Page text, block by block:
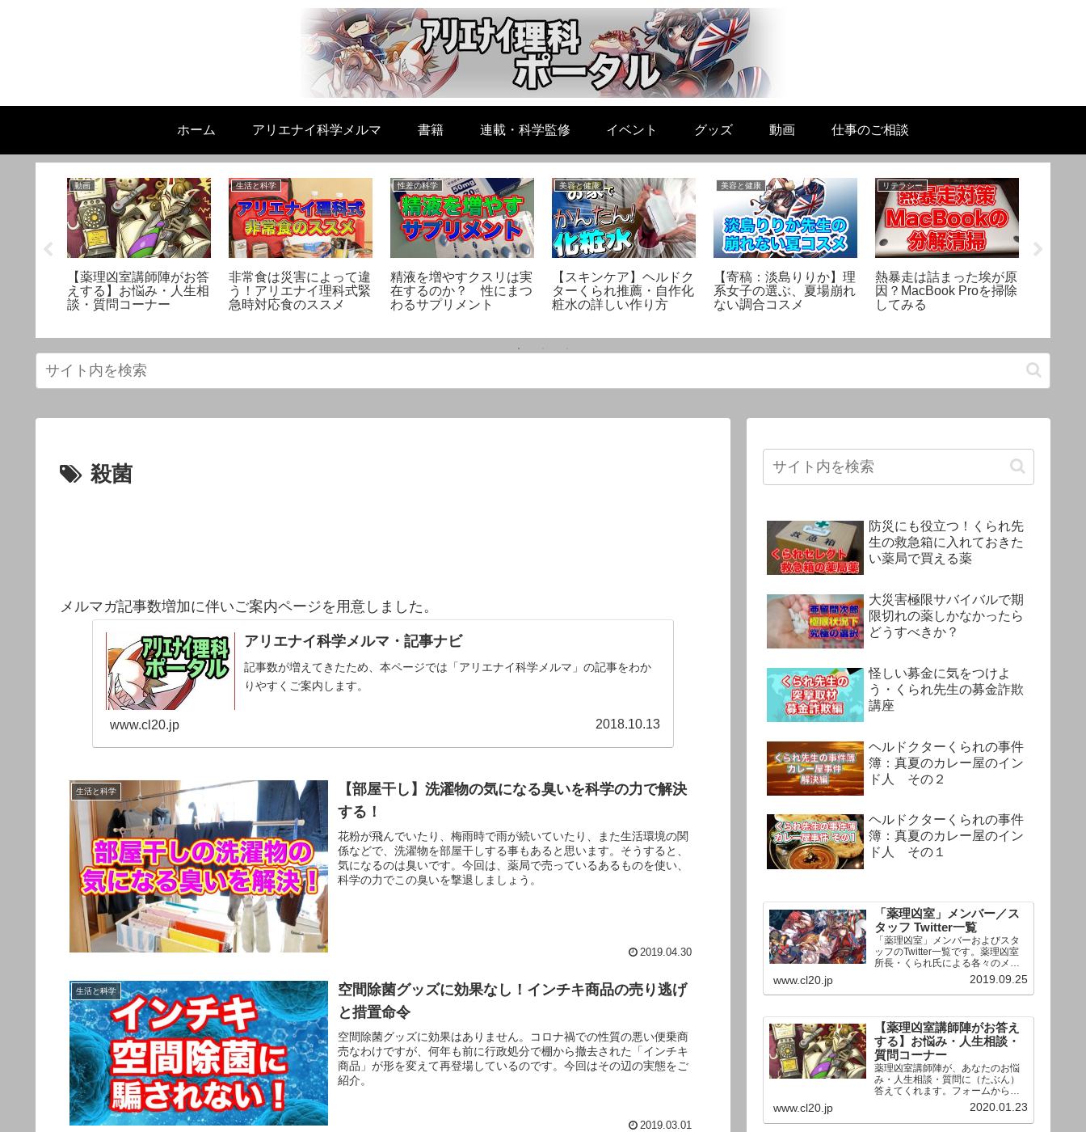
ホーム アリエナイ科学メルマ 書籍 連載・科学監修 イベント グッズ 動画 仕事のご相談
動画
【薬理凶室講師陣がお答
えする】お悩み・人生相
談・質問コーナー
生活と科学
非常食は災害によって違
う！アリエナイ理科式緊
急時対応食のススメ
性差の科学
精液を増やすクスリは実
在するのか？ 性にまつ
わるサプリメント
美容と健康
【スキンケア】ヘルドク
ターくられ推薦・自作化
粧水の詳しい作り方
美容と健康
【寄稿：淡島りりか】理
系女子の選ぶ、夏場崩れ
ない調合コスメ
リテラシー
熱暴走は詰まった埃が原
因？MacBook Proを掃除
してみる
殺菌
メルマガ記事数増加に伴いご案内ページを用意しました。
アリエナイ科学メルマ・記事ナビ
記事数が増えてきたため、本ページでは「アリエナイ科学メルマ」の記事をわか
りやすくご案内します。
www.cl20.jp 2018.10.13
生活と科学
【部屋干し】洗濯物の気になる臭いを科学の力で解決
する！
花粉が飛んでいたり、梅雨時で雨が続いていたり、また生活環境の関
係などで、洗濯物を部屋干しする事もあると思います。そうすると、
気になるのは臭いです。今回は、薬局で売っているあるものを使い、
科学の力でこの臭いを撃退しましょう。
2019.04.30
生活と科学
空間除菌グッズに効果なし！インチキ商品の売り逃げ
と措置命令
空間除菌グッズに効果はありません。コロナ禍での性質の悪い便乗商
売なわけですが、何年も前に行政処分で棚から撤去された「インチキ
商品」が形を変えて再登場しているのです。今回はその辺の実態をご
紹介。
2019.03.01
防災にも役立つ！くられ先
生の救急箱に入れておきた
い薬局で買える薬
大災害極限サバイバルで期
限切れの薬しかなかったら
どうすべきか？
怪しい募金に気をつけよ
う・くられ先生の募金詐欺
講座
ヘルドクターくられの事件
簿：真夏のカレー屋のイン
ド人 その２
ヘルドクターくられの事件
簿：真夏のカレー屋のイン
ド人 その１
「薬理凶室」メンバー／ス
タッフ Twitter一覧
「薬理凶室」メンバーおよびスタ
ッフのTwitter一覧です。薬理凶室
所長・くられ氏による各々のメン
バーの一言紹介付き。Twitterへの
リンクの下にあるフォローボタン
を押すとそのままフォローできま
www.cl20.jp 2019.09.25
【薬理凶室講師陣がお答え
する】お悩み・人生相談・
質問コーナー
薬理凶室講師陣が、あなたのお悩
み・人生相談・質問に（たぶん）
答えてくれます。フォームからお
送りいただいた相談は、順次、動
画として公開される予定（時期未
定）！ どうぞお気軽にご質問く
www.cl20.jp 2020.01.23